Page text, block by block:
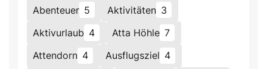
Abenteuer 5 Aktivitäten 3
Aktivurlaub 4 Atta Höhle 7
Attendorn 4 Ausflugsziel 4